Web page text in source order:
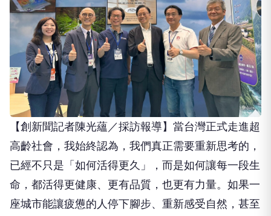
【創新聞記者陳光蘊／採訪報導】當台灣正式走進超
高齡社會，我始終認為，我們真正需要重新思考的，
已經不只是「如何活得更久」，而是如何讓每一段生
命，都活得更健康、更有品質，也更有力量。如果一
座城市能讓疲憊的人停下腳步、重新感受自然，甚至